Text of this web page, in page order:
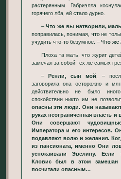
растерянным. Габриэлла
горячего лба, ей стало дурно.
–Что же вы натворили,
поправилась, понимая, что не
учудить что-то безумное. – Что же
Плоха та мать, что журит детей за их проступки, не
замечая за собой тех же самых
–Ренли, сын мой , –
заговорила она осторожно и
действительно не было
спокойствии никто им не
опасны эти люди. Они
руках неограниченная власть и
Они совершают
Императора и его интересов.
подавляют волю и желания.
из пансионата, именно Они
успокаивали Эвелину.
Кловис был в этом замешан
посчитали опасным…